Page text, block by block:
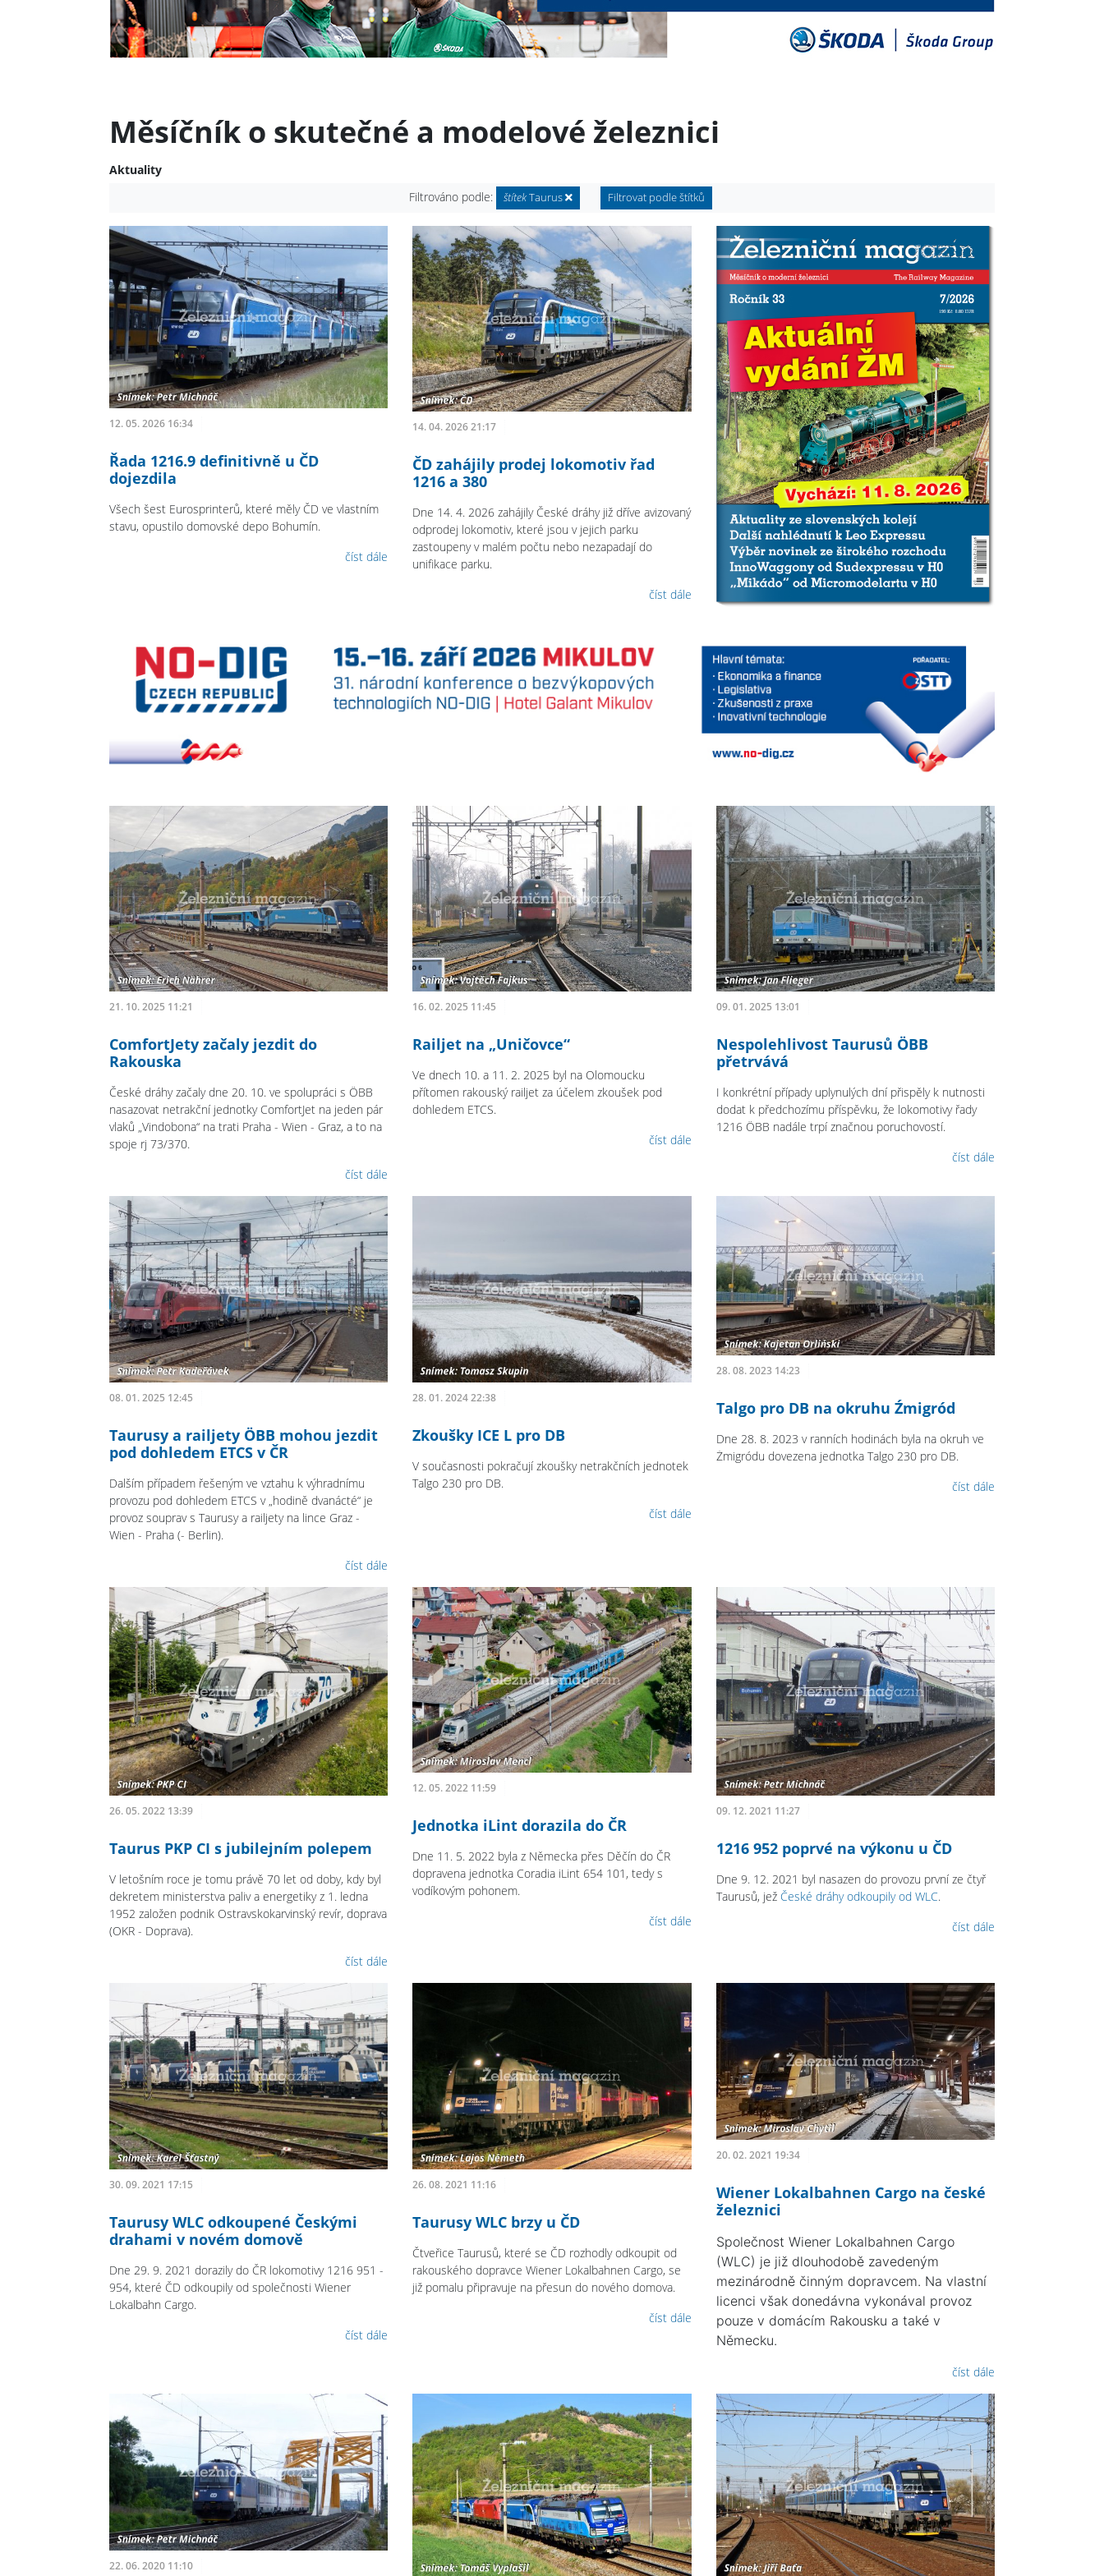
Měsíčník o skutečné a modelové železnici
Aktuality
Filtrováno podle:
štítekTaurus Filtrovat podle štítků
12. 05. 2026 16:34
Řada 1216.9 definitivně u ČD
dojezdila
Všech šest Eurosprinterů, které měly ČD ve vlastním
stavu, opustilo domovské depo Bohumín.
číst dále
14. 04. 2026 21:17
ČD zahájily prodej lokomotiv řad
1216 a 380
Dne 14. 4. 2026 zahájily České dráhy již dříve avizovaný
odprodej lokomotiv, které jsou v jejich parku
zastoupeny v malém počtu nebo nezapadají do
unifikace parku.
číst dále
21. 10. 2025 11:21
ComfortJety začaly jezdit do
Rakouska
České dráhy začaly dne 20. 10. ve spolupráci s ÖBB
nasazovat netrakční jednotky ComfortJet na jeden pár
vlaků „Vindobona“ na trati Praha - Wien - Graz, a to na
spoje rj 73/370.
číst dále
16. 02. 2025 11:45
Railjet na „Uničovce“
Ve dnech 10. a 11. 2. 2025 byl na Olomoucku
přítomen rakouský railjet za účelem zkoušek pod
dohledem ETCS.
číst dále
09. 01. 2025 13:01
Nespolehlivost Taurusů ÖBB
přetrvává
I konkrétní případy uplynulých dní přispěly k nutnosti
dodat k předchozímu příspěvku, že lokomotivy řady
1216 ÖBB nadále trpí značnou poruchovostí.
číst dále
08. 01. 2025 12:45
Taurusy a railjety ÖBB mohou jezdit
pod dohledem ETCS v ČR
Dalším případem řešeným ve vztahu k výhradnímu
provozu pod dohledem ETCS v „hodině dvanácté“ je
provoz souprav s Taurusy a railjety na lince Graz -
Wien - Praha (- Berlin).
číst dále
28. 01. 2024 22:38
Zkoušky ICE L pro DB
V současnosti pokračují zkoušky netrakčních jednotek
Talgo 230 pro DB.
číst dále
28. 08. 2023 14:23
Talgo pro DB na okruhu Źmigród
Dne 28. 8. 2023 v ranních hodinách byla na okruh ve
Żmigródu dovezena jednotka Talgo 230 pro DB.
číst dále
26. 05. 2022 13:39
Taurus PKP CI s jubilejním polepem
V letošním roce je tomu právě 70 let od doby, kdy byl
dekretem ministerstva paliv a energetiky z 1. ledna
1952 založen podnik Ostravskokarvinský revír, doprava
(OKR - Doprava).
číst dále
12. 05. 2022 11:59
Jednotka iLint dorazila do ČR
Dne 11. 5. 2022 byla z Německa přes Děčín do ČR
dopravena jednotka Coradia iLint 654 101, tedy s
vodíkovým pohonem.
číst dále
09. 12. 2021 11:27
1216 952 poprvé na výkonu u ČD
Dne 9. 12. 2021 byl nasazen do provozu první ze čtyř
Taurusů, jež České dráhy odkoupily od WLC.
číst dále
30. 09. 2021 17:15
Taurusy WLC odkoupené Českými
drahami v novém domově
Dne 29. 9. 2021 dorazily do ČR lokomotivy 1216 951 -
954, které ČD odkoupily od společnosti Wiener
Lokalbahn Cargo.
číst dále
26. 08. 2021 11:16
Taurusy WLC brzy u ČD
Čtveřice Taurusů, které se ČD rozhodly odkoupit od
rakouského dopravce Wiener Lokalbahnen Cargo, se
již pomalu připravuje na přesun do nového domova.
číst dále
20. 02. 2021 19:34
Wiener Lokalbahnen Cargo na české
železnici
Společnost Wiener Lokalbahnen Cargo
(WLC) je již dlouhodobě zavedeným
mezinárodně činným dopravcem. Na vlastní
licenci však donedávna vykonával provoz
pouze v domácím Rakousku a také v
Německu.
číst dále
22. 06. 2020 11:10